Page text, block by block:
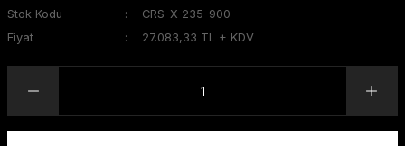
Stok Kodu
CRS-X 235-900
Fiyat
27.083,33 TL + KDV